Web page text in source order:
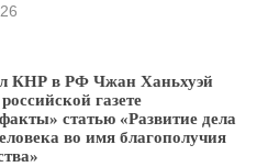
КНР в РФ Чжан Ханьхуэй
газете
статью «Развитие дела
во имя благополучия